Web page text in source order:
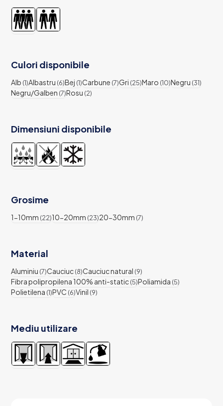
Culori disponibile
Alb (1)Albastru (6)Bej (1)Carbune (7)Gri (25)Maro (10)Negru (31)
Negru/Galben (7)Rosu (2)
Dimensiuni disponibile
Grosime
1-10mm (22)10-20mm (23)20-30mm (7)
Material
Aluminiu (7)Cauciuc(8)Cauciuc natural (9)
Fibra polipropilena 100% anti-static(5)Poliamida (5)
Polietilena (1)PVC (6)Vinil (9)
Mediu utilizare